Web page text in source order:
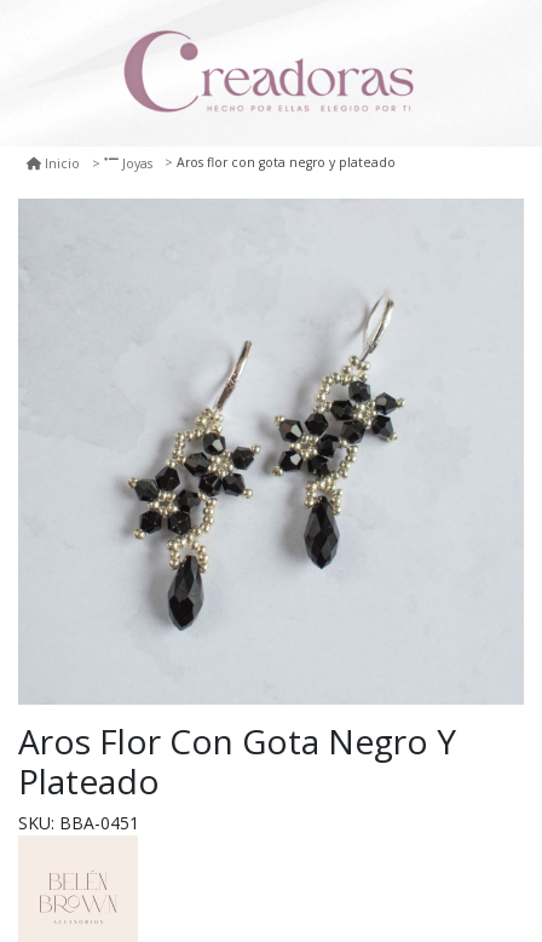
Inicio Joyas Aros flor con gota negro y plateado
Aros Flor Con Gota Negro Y
Plateado
SKU: BBA-0451